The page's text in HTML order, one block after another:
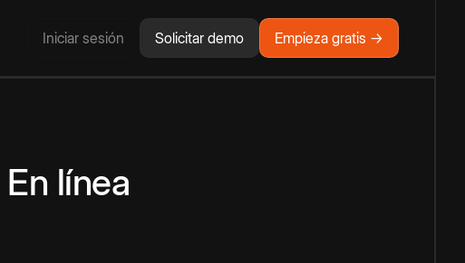
Iniciar sesión Solicitar demo Empieza gratis →
En línea